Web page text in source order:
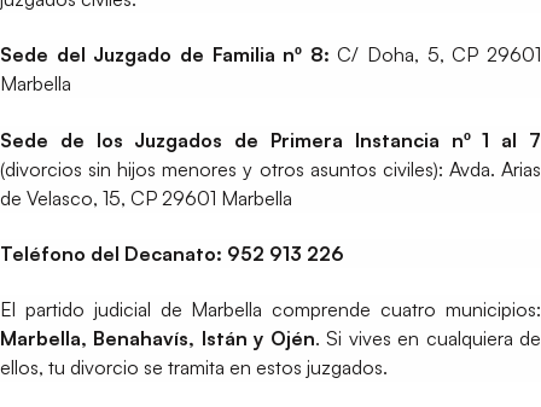
Sede del Juzgado de Familia nº 8: C/ Doha, 5, CP 29601
Marbella
Sede de los Juzgados de Primera Instancia nº 1 al 7
(divorcios sin hijos menores y otros asuntos civiles): Avda. Arias
de Velasco, 15, CP 29601 Marbella
Teléfono del Decanato: 952 913 226
El partido judicial de Marbella comprende cuatro municipios:
Marbella, Benahavís, Istán y Ojén. Si vives en cualquiera de
ellos, tu divorcio se tramita en estos juzgados.